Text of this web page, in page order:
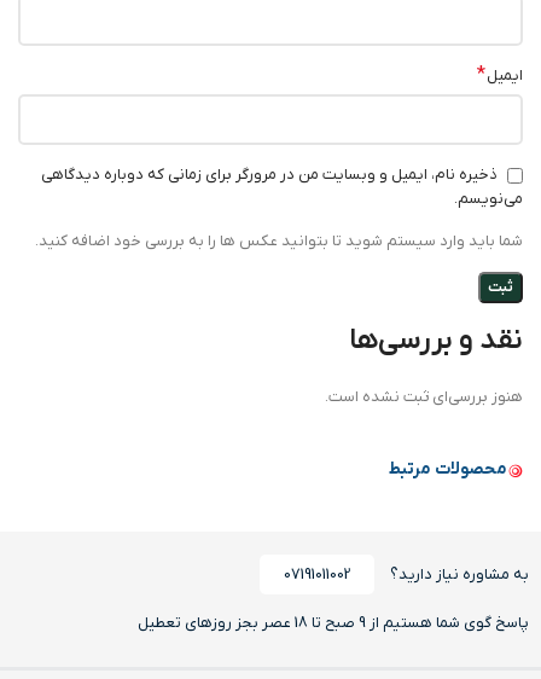
نقد و بررسی‌ها
هنوز بررسی‌ای ثبت نشده است.
ایمیل*
ذخیره نام، ایمیل و وبسایت من در مرورگر برای زمانی که دوباره دیدگاهی
می‌نویسم.
شما باید وارد سیستم شوید تا بتوانید عکس ها را به بررسی خود اضافه کنید.
محصولات مرتبط
به مشاوره نیاز دارید؟ 07191011002
پاسخ گوی شما هستیم از 9 صبح تا 18 عصر بجز روزهای تعطیل